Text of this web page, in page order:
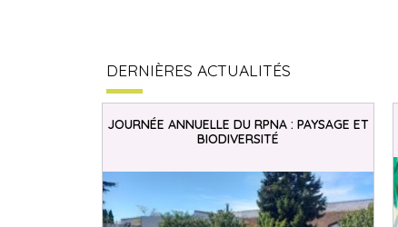
DERNIÈRES ACTUALITÉS
JOURNÉE ANNUELLE DU RPNA : PAYSAGE ET
BIODIVERSITÉ